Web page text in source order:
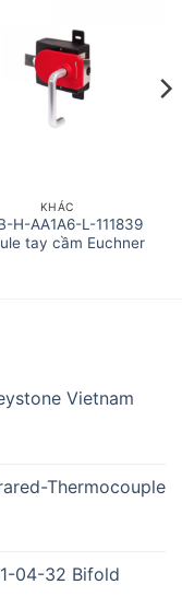
KHÁC
H-AA1A6-L-111839
tay cầm Euchner
Vietnam
Thermocouple
04-32 Bifold